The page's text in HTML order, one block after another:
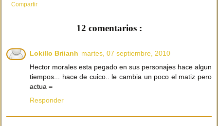
Compartir
12 comentarios :
Lokillo Briianh martes, 07 septiembre, 2010
Hector morales esta pegado en sus personajes hace algun
tiempos... hace de cuico.. le cambia un poco el matiz pero
actua =
Responder